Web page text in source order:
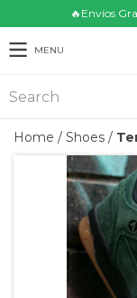
🔥Envíos
MENU
Home / Shoes /